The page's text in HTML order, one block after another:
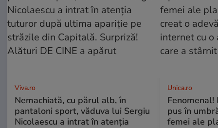
Viva.ro
Nemachiată, cu părul alb, în
pantaloni sport, văduva lui Sergiu
Nicolaescu a intrat în atenția
Unica.ro
pus în
femei ale